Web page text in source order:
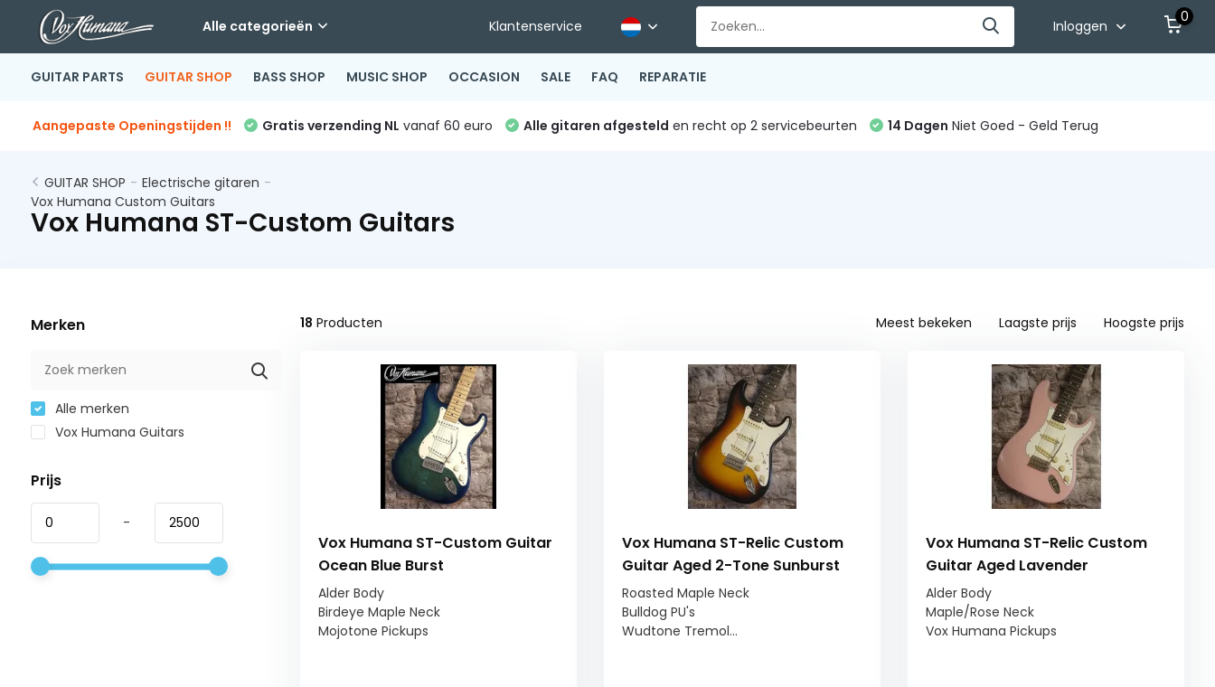
Alle categorieën Klantenservice Inloggen
0
GUITAR PARTS GUITAR SHOP BASS SHOP MUSIC SHOP OCCASION SALE FAQ REPARATIE
Aangepaste Openingstijden !! Gratis verzending NL vanaf 60 euro Alle gitaren afgesteld en recht op 2 servicebeurten 14 Dagen Niet Goed - Geld Terug
GUITAR SHOP - Electrische gitaren -
Vox Humana Custom Guitars
Vox Humana ST-Custom Guitars
Merken
Alle merken
Vox Humana Guitars
Prijs
-
18 Producten Meest bekeken Laagste prijs Hoogste prijs
Vox Humana ST-Custom Guitar
Ocean Blue Burst
Alder Body
Birdeye Maple Neck
Mojotone Pickups
Vox Humana ST-Relic Custom
Guitar Aged 2-Tone Sunburst
Roasted Maple Neck
Bulldog PU's
Wudtone Tremol...
Vox Humana ST-Relic Custom
Guitar Aged Lavender
Alder Body
Maple/Rose Neck
Vox Humana Pickups